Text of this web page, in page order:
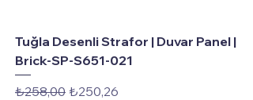
Tuğla Desenli Strafor | Duvar Panel |
Brick-SP-S651-021
Normal Fiyat
₺258,00 İndirimli Fiyat
₺250,26